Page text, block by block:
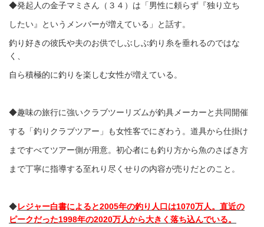
◆発起人の金子マミさん（３４）は「男性に頼らず『独り立ち
したい』というメンバーが増えている」と話す。
釣り好きの彼氏や夫のお供でしぶしぶ釣り糸を垂れるのではな
く、
自ら積極的に釣りを楽しむ女性が増えている。
◆趣味の旅行に強いクラブツーリズムが釣具メーカーと共同開催
する「釣りクラブツアー」も女性客でにぎわう。道具から仕掛け
まですべてツアー側が用意。初心者にも釣り方から魚のさばき方
まで丁寧に指導する至れり尽くせりの内容が売りだとのこと。
◆レジャー白書によると2005年の釣り人口は1070万人。直近の
ピークだった1998年の2020万人から大きく落ち込んでいる。